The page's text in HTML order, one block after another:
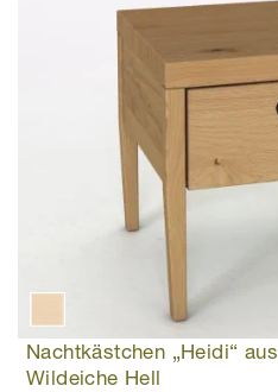
Nachtkästchen „Heidi“ aus
Wildeiche Hell